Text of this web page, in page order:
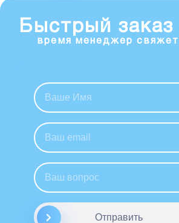
Быстрый заказ
время менеджер
Отправить